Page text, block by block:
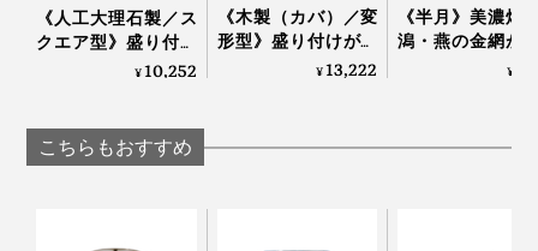
写真 左「月」、右「海」
紋や汚れがつきにくいつくりです。軽量で強く、しかも
錆びない。
《人工大理石製／ス
クエア型》盛り付け
が見違えて、会話が
¥10,252
《木製（カバ）／変
形型》盛り付けが見
違えて、会話が弾む
¥13,222
《半月》美濃焼
潟・燕の金網が
した、網付きプ
¥
こちらもおすすめ